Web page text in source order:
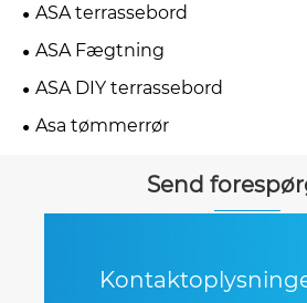
ASA terrassebord
ASA Fægtning
ASA DIY terrassebord
Asa tømmerrør
Send